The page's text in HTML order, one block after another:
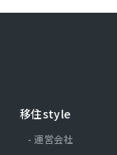
移住style
運営会社